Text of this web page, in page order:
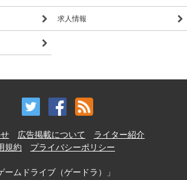
求人情報
広告掲載について
ライター紹介
規約
プライバシーポリシー
ームドライブ（ゲードラ）」